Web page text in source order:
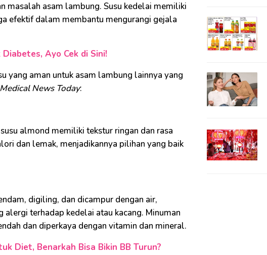
masalah asam lambung. Susu kedelai memiliki
efektif dalam membantu mengurangi gejala
Ayo Cek di Sini!
yang aman untuk asam lambung lainnya yang
Medical News Today:
almond memiliki tekstur ringan dan rasa
dan lemak, menjadikannya pilihan yang baik
digiling, dan dicampur dengan air,
terhadap kedelai atau kacang. Minuman
dan diperkaya dengan vitamin dan mineral.
Diet, Benarkah Bisa Bikin BB Turun?